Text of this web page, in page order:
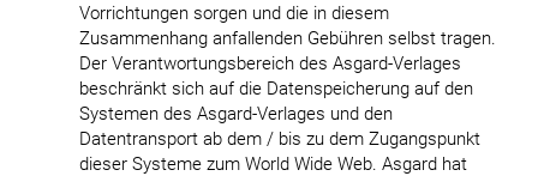
Vorrichtungen sorgen und die in diesem
Zusammenhang anfallenden Gebühren selbst tragen.
Der Verantwortungsbereich des Asgard-Verlages
beschränkt sich auf die Datenspeicherung auf den
Systemen des Asgard-Verlages und den
Datentransport ab dem / bis zu dem Zugangspunkt
dieser Systeme zum World Wide Web. Asgard hat